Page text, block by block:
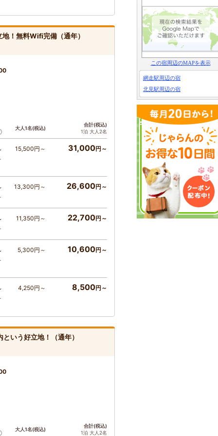
！無料Wifi完備（通年）
大人1名(税込)
合計(税込)
1泊 大人2名
15,500円～ 31,000円～
13,300円～ 26,600円～
11,350円～ 22,700円～
5,300円～ 10,600円～
4,250円～ 8,500円～
いう好立地！（通年）
大人1名(税込)
合計(税込)
1泊 大人2名
この宿周辺のMAPを表示
網走駅周辺の宿
北見駅周辺の宿